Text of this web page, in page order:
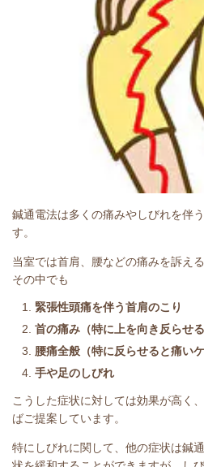
鍼通電法は多くの痛みやしびれを伴
す。
当室では首肩、腰などの痛みを訴え
その中でも
緊張性頭痛を伴う首肩のこり
首の痛み（特に上を向き反らせ
腰痛全般（特に反らせると痛いケ
手や足のしびれ
こうした症状に対しては効果が高く
ばご提案しています。
特にしびれに関して、他の症状は鍼